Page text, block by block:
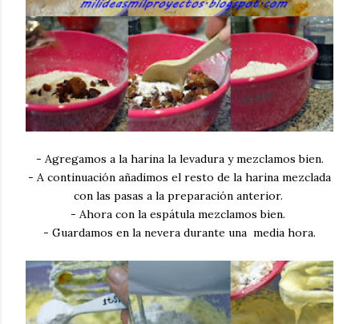
- Agregamos a la harina la levadura y mezclamos bien.
- A continuación añadimos el resto de la harina mezclada
con las pasas a la preparación anterior.
- Ahora con la espátula mezclamos bien.
- Guardamos en la nevera durante una media hora.